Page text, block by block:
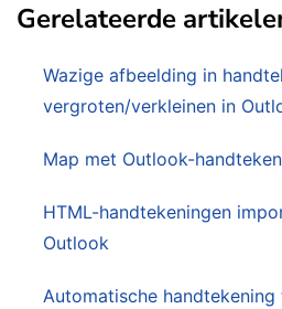
Gerelateerde
Wazige afbeelding in
vergroten/verkleinen in
Map met Outlook-
HTML-handtekeningen
Outlook
Automatische